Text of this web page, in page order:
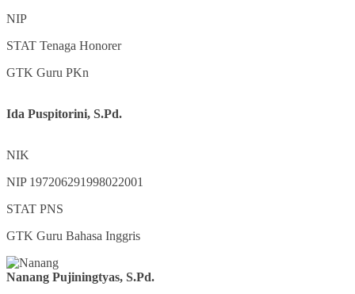
NIP
STAT Tenaga Honorer
GTK Guru PKn
Ida Puspitorini, S.Pd.
NIK
NIP 197206291998022001
STAT PNS
GTK Guru Bahasa Inggris
Nanang Pujiningtyas, S.Pd.